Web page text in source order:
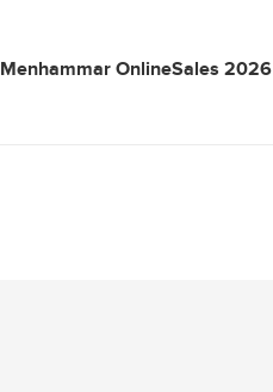
Menhammar OnlineSales 2026